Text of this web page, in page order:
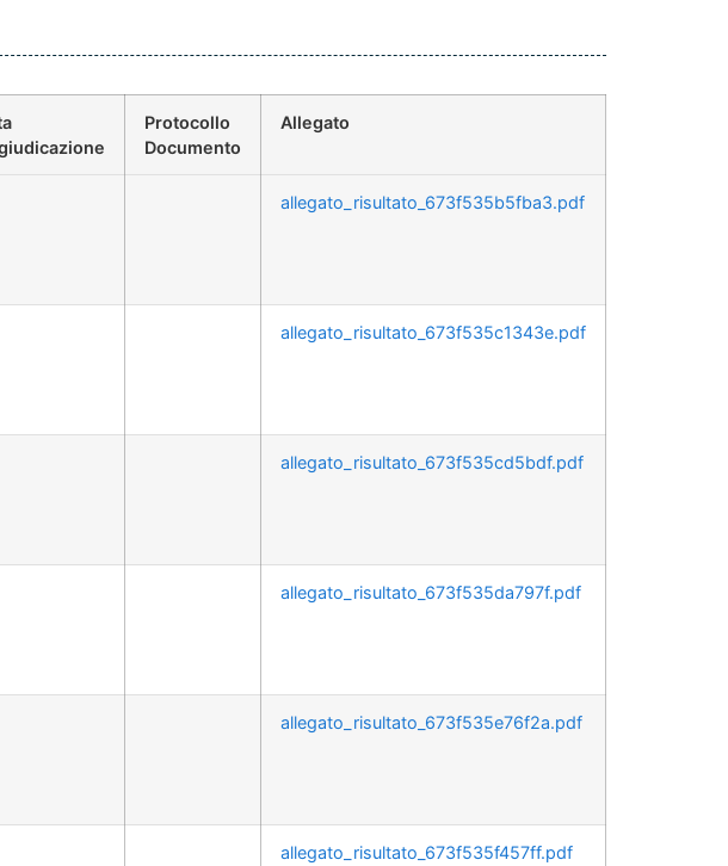
Protocollo
Documento
Allegato
allegato_risultato_673f535b5fba3.pdf
allegato_risultato_673f535c1343e.pdf
allegato_risultato_673f535cd5bdf.pdf
allegato_risultato_673f535da797f.pdf
allegato_risultato_673f535e76f2a.pdf
allegato_risultato_673f535f457ff.pdf